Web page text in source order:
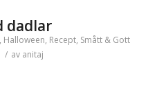
dadlar
Halloween, Recept, Smått & Gott
/ av anitaj